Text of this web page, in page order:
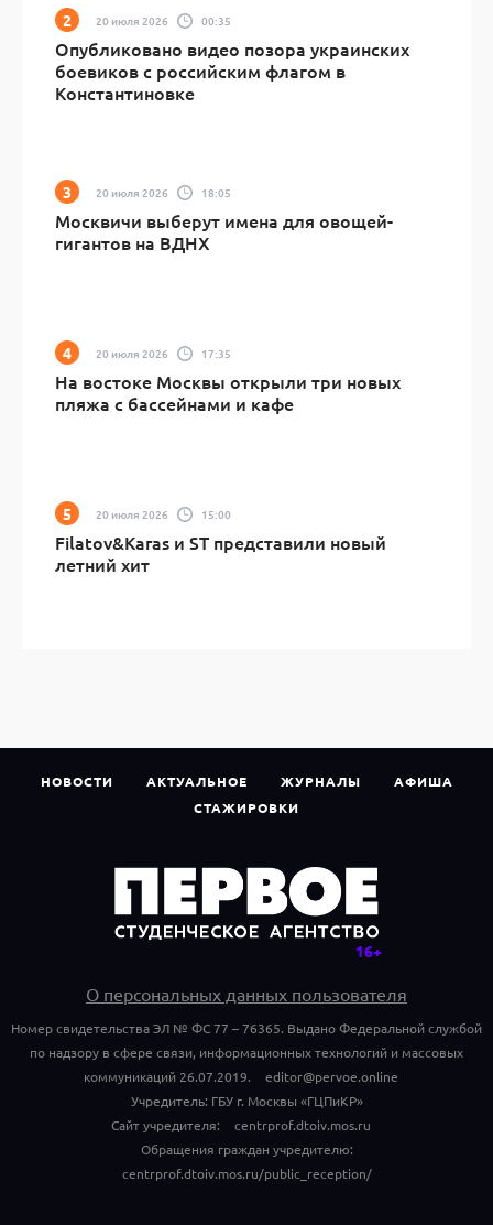
20 июля 2026 00:35
Опубликовано видео позора украинских
боевиков с российским флагом в
Константиновке
20 июля 2026 18:05
Москвичи выберут имена для овощей-
гигантов на ВДНХ
20 июля 2026 17:35
На востоке Москвы открыли три новых
пляжа с бассейнами и кафе
20 июля 2026 15:00
Filatov&Karas и ST представили новый
летний хит
НОВОСТИ АКТУАЛЬНОЕ ЖУРНАЛЫ
АФИША
СТАЖИРОВКИ
О персональных данных пользователя
Номер свидетельства ЭЛ № ФС 77 – 76365. Выдано Федеральной службой
по надзору в сфере связи, информационных технологий и массовых
коммуникаций 26.07.2019.
editor@pervoe.online
Учредитель: ГБУ г. Москвы «ГЦПиКР»
Сайт учредителя:
centrprof.dtoiv.mos.ru
Обращения граждан учредителю:
centrprof.dtoiv.mos.ru/public_reception/